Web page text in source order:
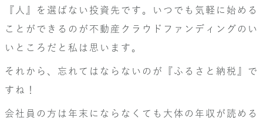
『人』を選ばない投資先です。いつでも気軽に始める
ことができるのが不動産クラウドファンディングのい
いところだと私は思います。
それから、忘れてはならないのが『ふるさと納税』で
すね！
会社員の方は年末にならなくても大体の年収が読める